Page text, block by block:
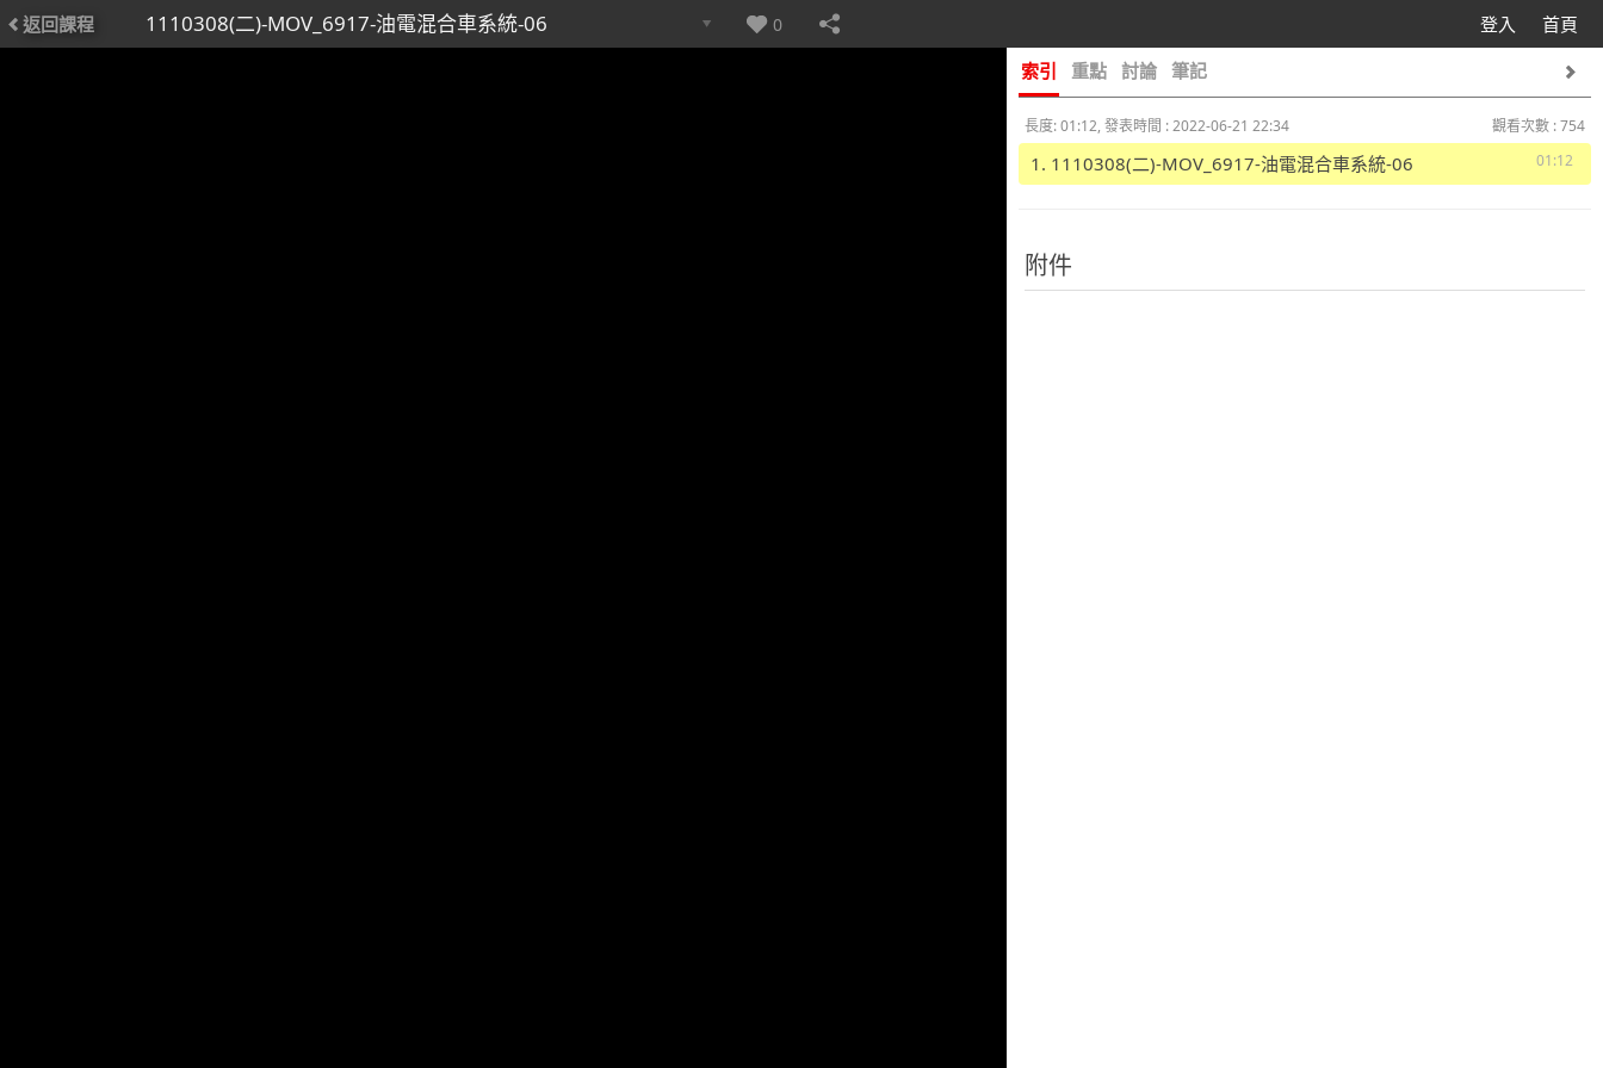
登入 首頁
0
返回課程 1110308(二)-MOV_6917-油電混合車系統-06
索引 重點 討論 筆記
長度: 01:12, 發表時間 : 2022-06-21 22:34
觀看次數 : 754
01:12
1. 1110308(二)-MOV_6917-油電混合車系統-06
附件